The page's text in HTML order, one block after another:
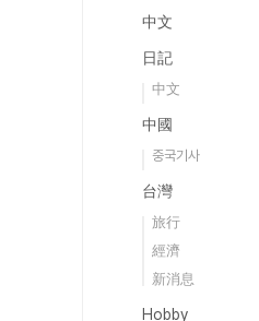
中文
日記
中文
中國
중국기사
台灣
旅行
經濟
新消息
Hobby